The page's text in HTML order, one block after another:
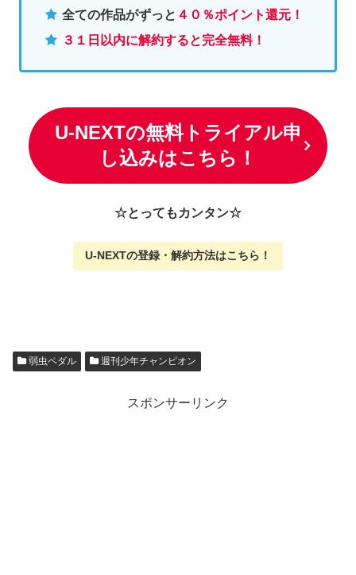
全ての作品がずっと ４０％ポイント還元！
３１日以内に解約すると完全無料！
U-NEXTの無料トライアル申
し込みはこちら！
☆とってもカンタン☆
U-NEXTの登録・解約方法はこちら ！
弱虫ペダル 週刊少年チャンピオン
スポンサーリンク